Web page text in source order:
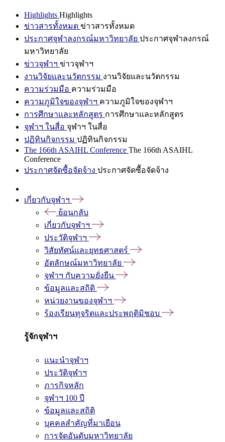
Highlights Highlights
ข่าวสารทั้งหมด ข่าวสารทั้งหมด
ประกาศจุฬาลงกรณ์มหาวิทยาลัย ประกาศจุฬาลงกรณ์
มหาวิทยาลัย
ข่าวจุฬาฯ ข่าวจุฬาฯ
งานวิจัยและนวัตกรรม งานวิจัยและนวัตกรรม
ความร่วมมือ ความร่วมมือ
ความภูมิใจของจุฬาฯ ความภูมิใจของจุฬาฯ
การศึกษาและหลักสูตร การศึกษาและหลักสูตร
จุฬาฯ ในสื่อ จุฬาฯ ในสื่อ
ปฏิทินกิจกรรม ปฏิทินกิจกรรม
The 166th ASAIHL Conference The 166th ASAIHL
Conference
ประกาศจัดซื้อจัดจ้าง ประกาศจัดซื้อจัดจ้าง
เกี่ยวกับจุฬาฯ
ย้อนกลับ
เกี่ยวกับจุฬาฯ
ประวัติจุฬาฯ
วิสัยทัศน์และยุทธศาสตร์
อัตลักษณ์มหาวิทยาลัย
จุฬาฯ กับความยั่งยืน
ข้อมูลและสถิติ
หน่วยงานของจุฬาฯ
ร้องเรียนทุจริตและประพฤติมิชอบ
รู้จักจุฬาฯ
แนะนำจุฬาฯ
ประวัติจุฬาฯ
ภารกิจหลัก
จุฬาฯ 100 ปี
ข้อมูลและสถิติ
บุคคลสำคัญที่มาเยือน
การจัดอันดับมหาวิทยาลัย